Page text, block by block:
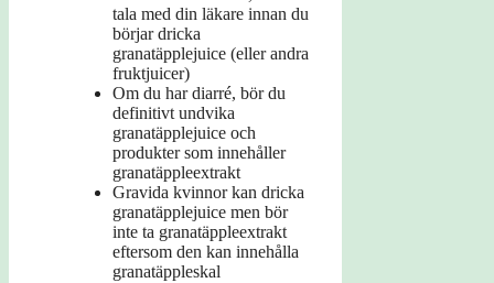
tala med din läkare innan du
börjar dricka
granatäpplejuice (eller andra
fruktjuicer)
Om du har diarré, bör du
definitivt undvika
granatäpplejuice och
produkter som innehåller
granatäppleextrakt
Gravida kvinnor kan dricka
granatäpplejuice men bör
inte ta granatäppleextrakt
eftersom den kan innehålla
granatäppleskal